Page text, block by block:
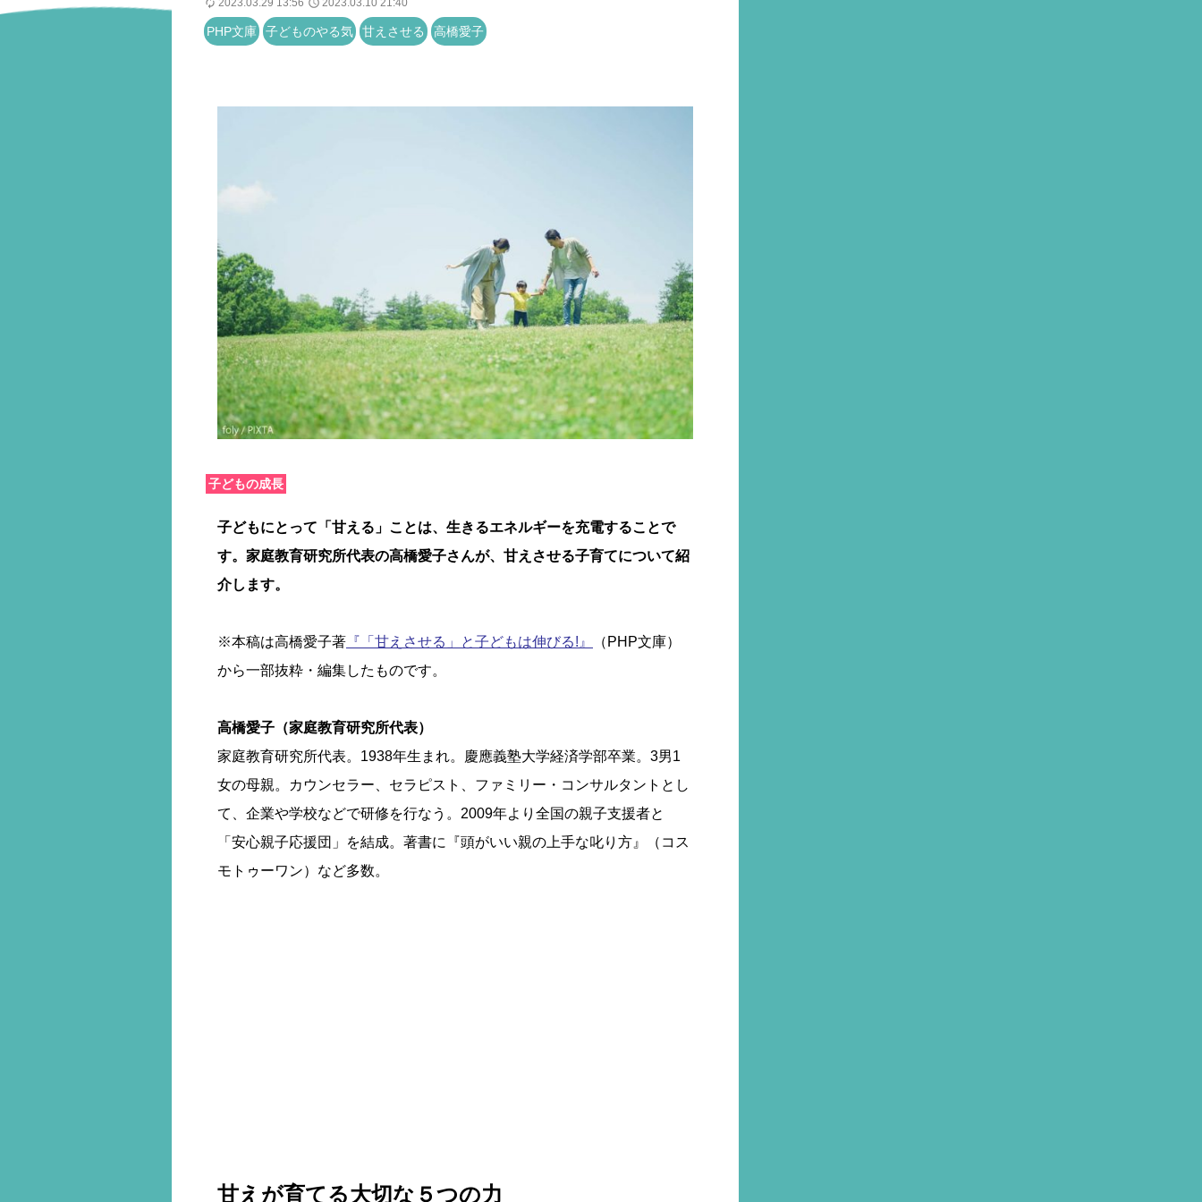
2023.03.29 13:56 2023.03.10 21:40
PHP文庫 子どものやる気 甘えさせる 高橋愛子
子どもの成長
子どもにとって「甘える」ことは、生きるエネルギーを充電することで
す。家庭教育研究所代表の高橋愛子さんが、甘えさせる子育てについて紹
介します。
※本稿は高橋愛子著 『「甘えさせる」と子どもは伸びる!』
（PHP文庫）
から一部抜粋・編集したものです。
高橋愛子（家庭教育研究所代表）
家庭教育研究所代表。1938年生まれ。慶應義塾大学経済学部卒業。3男1
女の母親。カウンセラー、セラピスト、ファミリー・コンサルタントとし
て、企業や学校などで研修を行なう。2009年より全国の親子支援者と
「安心親子応援団」を結成。著書に『頭がいい親の上手な叱り方』（コス
モトゥーワン）など多数。
甘えが育てる大切な５つの力